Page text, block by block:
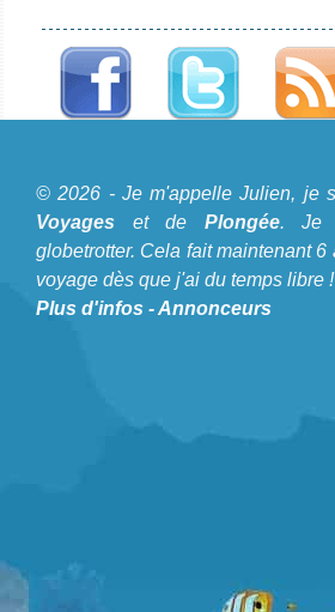
Je m'appelle Julien, je suis un
Voyageset de Plongée. Je suis
globetrotter. Cela fait
l'étranger et voyage dès que j'ai du
© 2026 - Je m'appelle Julien, je
Voyages et de Plongée. Je
globetrotter. Cela fait maintenant
voyage dès que j'ai du temps libre !
Plus d'infos -Annonceurs